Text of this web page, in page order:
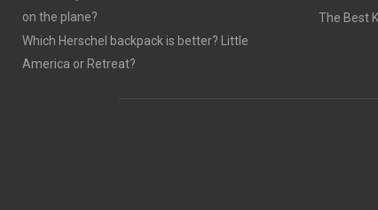
on the plane?
Which Herschel backpack is better? Little
America or Retreat?
The Best